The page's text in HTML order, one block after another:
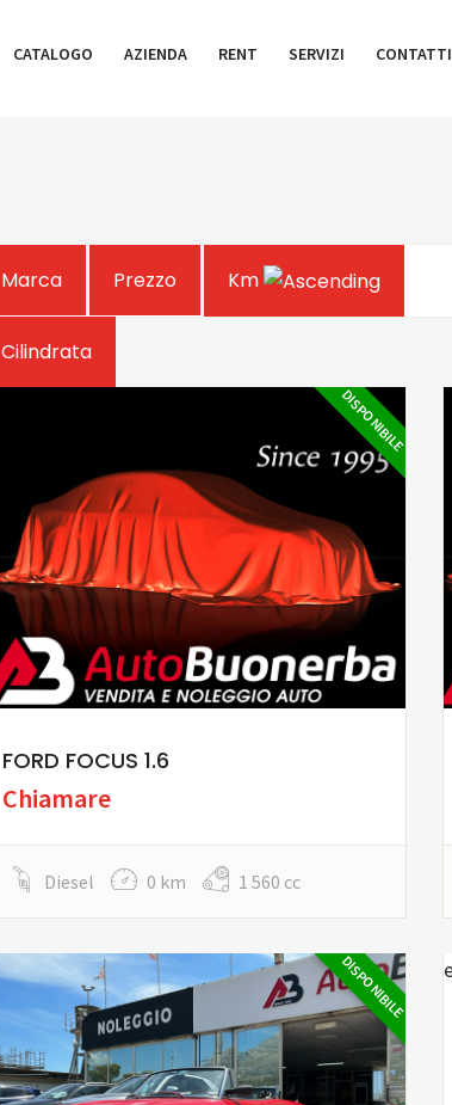
CATALOGO AZIENDA RENT SERVIZI CONTATTI
Marca Prezzo Km
Cilindrata
DISPONIBILE
FORD FOCUS 1.6
Chiamare
Diesel 0 km 1 560 cc
DISPONIBILE